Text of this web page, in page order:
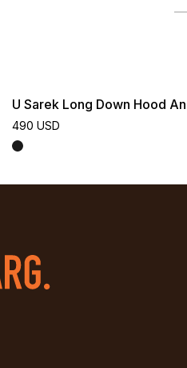
U Sarek Long Down Hood
490 USD